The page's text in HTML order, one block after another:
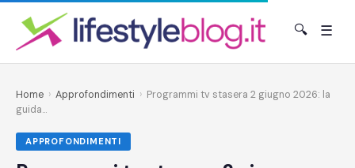
🔍 ☰
Home › Approfondimenti › Programmi tv stasera 2 giugno 2026: la
guida...
APPROFONDIMENTI